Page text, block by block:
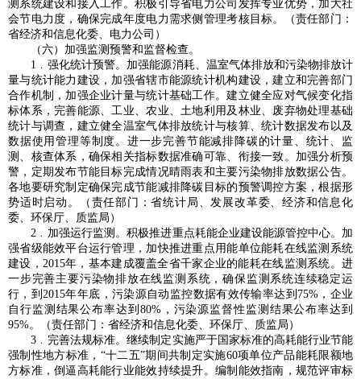
测系统建设和接入工作。积极引导省电力公司发挥专业优势，加大社
会节电力度，确保完成年度电力需求侧管理考核目标。（责任部门：
省经济和信息化委、电力公司）
（六）加强监测预警和监督检查。
1﹒强化统计预警。加强能源消耗、温室气体排放和污染物排放计
量与统计能力建设，加强省辖市能源统计机构建设，建立和完善部门
合作机制，加强企业计量与统计基础工作。建立健全应对气候变化指
标体系，完善能源、工业、农业、土地利用及林业、废弃物处理基础
统计与调查，建立健全温室气体排放统计与核算、统计数据发布以及
数据使用管理等制度。进一步完善节能减排降碳的计量、统计、监
测、核查体系，确保相关指标数据准确可靠、衔接一致。加强分析预
警，定期发布节能目标完成情况晴雨表和主要污染物排放数据公告。
各地要研究制定确保完成节能减排降碳目标的预警调控方案，根据形
势适时启动。（责任部门：省统计局、发展改革委、经济和信息化
委、环保厅、质监局）
2﹒加强运行监测。积极推进重点耗能企业建设能源管控中心。加
强省级能效平台运行管理，加快推进重点用能单位能耗在线监测系统
建设，2015年，基本建成覆盖全省千家企业的能耗在线监测系统。进
一步完善主要污染物排放在线监测系统，确保监测系统连续稳定运
行，到2015年年底，污染源自动监控数据有效传输率达到75%，企业
自行监测结果公布率达到80%，污染源监督性监测结果公布率达到
95%。（责任部门：省经济和信息化委、环保厅、质监局）
3﹒完善法规标准。继续制定实施严于国家标准的高耗能行业节能
强制性地方标准，“十二五”期间共制定实施60项单位产品能耗限额地
方标准，倒逼高耗能行业能效持续提升。编制能效指南，规范评审标